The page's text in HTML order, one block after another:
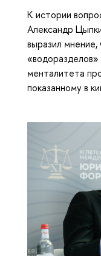
К истории
Александр
выразил
«водоразделов»
менталитета
показанному в